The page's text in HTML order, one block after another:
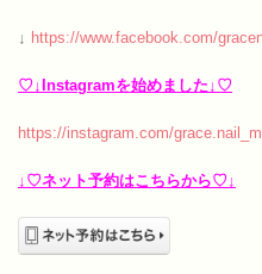
↓ https://www.facebook.com/
♡↓Instagramを始めました↓♡
https://instagram.com/
↓♡ネット予約はこちらから♡↓